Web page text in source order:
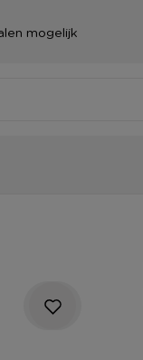
mogelijk